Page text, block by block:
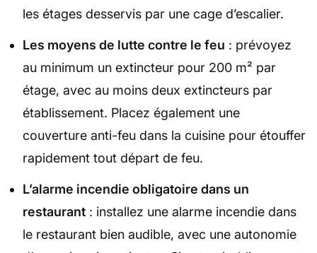
les étages desservis par une cage d’escalier.
Les moyens de lutte contre le feu : prévoyez
au minimum un extincteur pour 200 m² par
étage, avec au moins deux extincteurs par
établissement. Placez également une
couverture anti-feu dans la cuisine pour étouffer
rapidement tout départ de feu.
L’alarme incendie obligatoire dans un
restaurant : installez une alarme incendie dans
le restaurant bien audible, avec une autonomie